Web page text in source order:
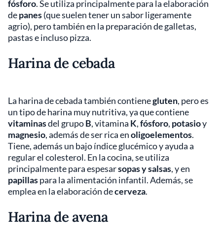
fósforo. Se utiliza principalmente para la elaboración
depanes(que suelen tener un sabor ligeramente
agrio), pero también en la preparación de galletas,
pastas e incluso pizza.
Harina de cebada
La harina de cebada también contienegluten, pero es
un tipo de harina muy nutritiva, ya que contiene
vitaminasdel grupoB, vitamina K,fósforo, potasioy
magnesio, además de ser rica enoligoelementos.
Tiene, además un bajo índice glucémico y ayuda a
regular el colesterol. En la cocina, se utiliza
principalmente para espesarsopas y salsas, y en
papillaspara la alimentación infantil. Además, se
emplea en la elaboración decerveza.
Harina de avena